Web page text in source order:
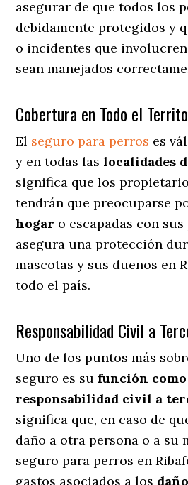
asegurar de que todos los
debidamente protegidos y
o incidentes que
sean manejados
Cobertura en Todo el
El seguro para perros es
y en todas laslocalidades
significa que los
tendrán que preocuparse
hogar o escapadas con
asegura una protección
mascotas y sus dueños en
todo el país.
Responsabilidad Civil a
Uno de los puntos más
seguro es su función
responsabilidad civil a
significa que, en caso de
daño a otra persona o a su
seguro para perros en
gastos asociados a los